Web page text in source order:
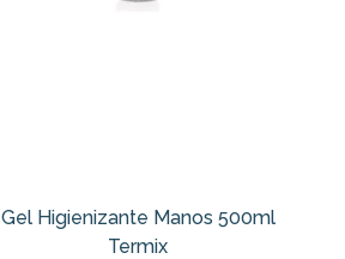
Gel Higienizante Manos 500ml
Termix